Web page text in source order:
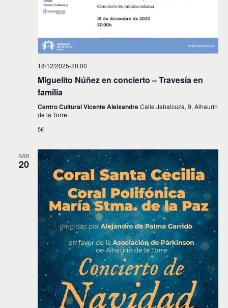
18/12/2025-20:00
Miguelito Núñez en concierto – Travesía en
familia
Centro Cultural Vicente AleixandreCalle Jabalcuza, 9, Alhaurín
de la Torre
5€
SÁB
20